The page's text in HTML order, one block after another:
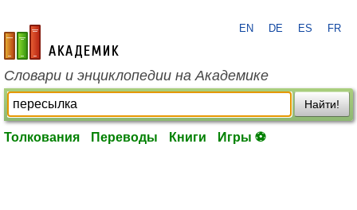
academic.ru
EN DE ES FR
Словари и энциклопедии на Академике
Найти!
Толкования Переводы Книги Игры ⚽